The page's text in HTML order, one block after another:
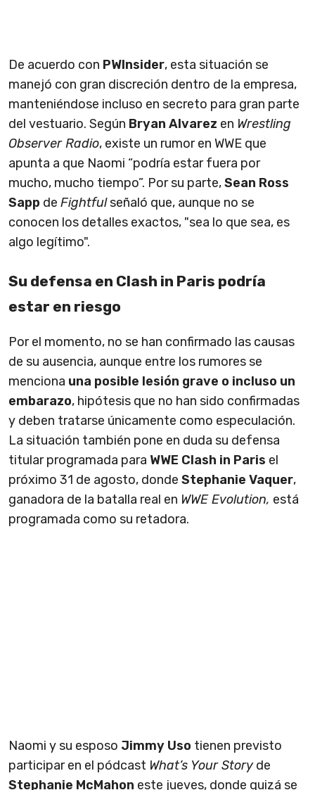
De acuerdo con PWInsider, esta situación se
manejó con gran discreción dentro de la empresa,
manteniéndose incluso en secreto para gran parte
del vestuario. Según Bryan Alvarez en Wrestling
Observer Radio, existe un rumor en WWE que
apunta a que Naomi “podría estar fuera por
mucho, mucho tiempo”. Por su parte,Sean Ross
Sapp de Fightfulseñaló que, aunque no se
conocen los detalles exactos, "sea lo que sea, es
algo legítimo".
Su defensa en Clash in Paris podría
estar en riesgo
Por el momento, no se han confirmado las causas
de su ausencia, aunque entre los rumores se
menciona una posible lesión grave o incluso un
embarazo, hipótesis que no han sido confirmadas
y deben tratarse únicamente como especulación.
La situación también pone en duda su defensa
titular programada para WWE Clash in Paris el
próximo 31 de agosto, donde Stephanie Vaquer,
ganadora de la batalla real en WWE Evolution, está
programada como su retadora.
Naomi y su esposo Jimmy Uso tienen previsto
participar en el pódcast What’s Your Storyde
Stephanie McMahon este jueves, donde quizá se